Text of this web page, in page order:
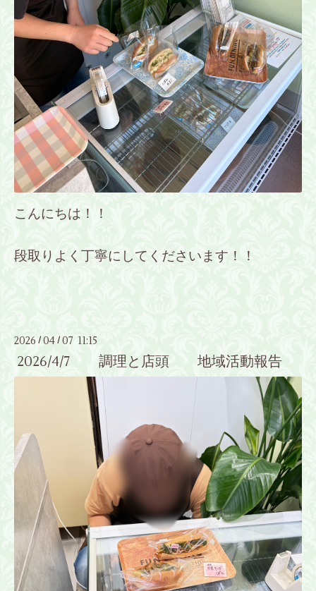
こんにちは！！
段取りよく丁寧にしてくださいます！！
2026 / 04 / 07 11:15
2026/4/7 調理と店頭 地域活動報告